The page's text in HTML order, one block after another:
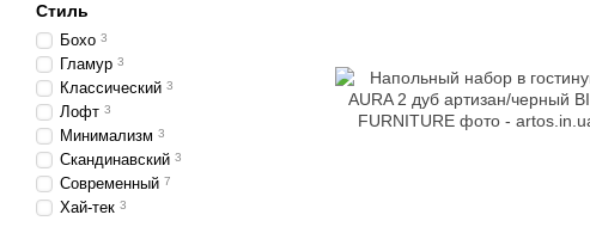
Стиль
Бохо 3
Гламур 3
Классический 3
Лофт 3
Минимализм 3
Скандинавский 3
Современный 7
Хай-тек 3